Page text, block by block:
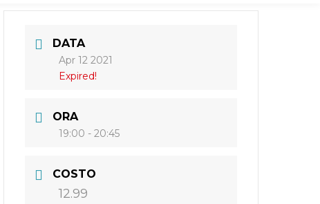
DATA
Apr 12 2021
Expired!
ORA
19:00 - 20:45
COSTO
12.99